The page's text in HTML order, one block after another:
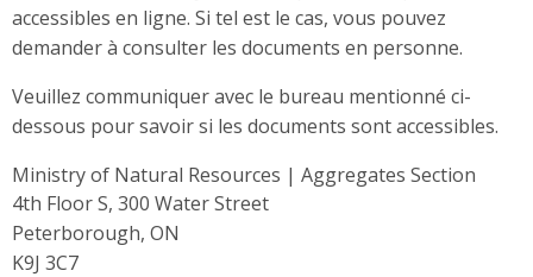
accessibles en ligne. Si tel est le cas, vous pouvez
demander à consulter les documents en personne.
Veuillez communiquer avec le bureau mentionné ci-
dessous pour savoir si les documents sont accessibles.
Ministry of Natural Resources | Aggregates Section
Address
4th Floor S, 300 Water Street
Peterborough, ON
K9J 3C7